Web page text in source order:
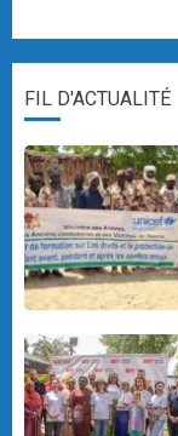
FIL D'ACTUALITÉ